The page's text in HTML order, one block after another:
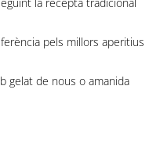
pels millors aperitius
gelat de nous o amanida